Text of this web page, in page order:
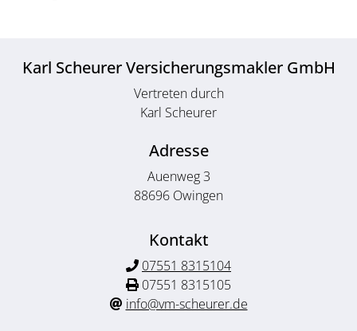
Karl Scheurer Versicherungsmakler GmbH
Vertreten durch
Karl Scheurer
Adresse
Auenweg 3
88696 Owingen
Kontakt
07551 8315104
07551 8315105
info@vm-scheurer.de